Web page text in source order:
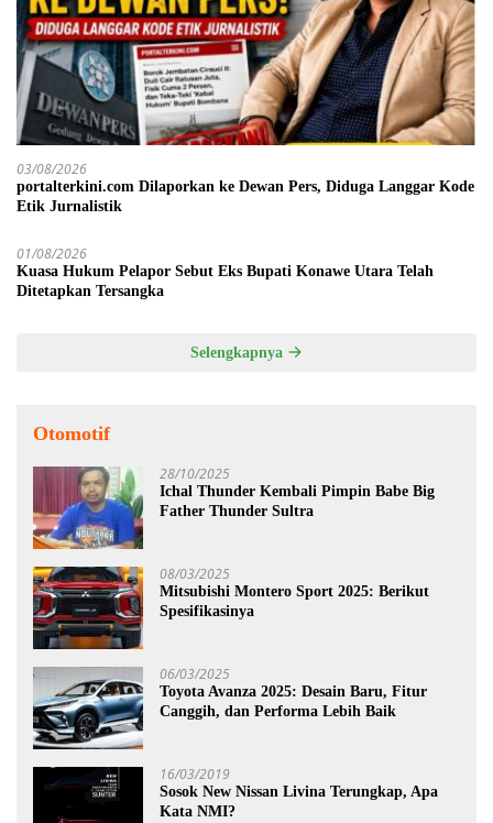
03/08/2026
portalterkini.com Dilaporkan ke Dewan Pers, Diduga Langgar Kode
Etik Jurnalistik
01/08/2026
Kuasa Hukum Pelapor Sebut Eks Bupati Konawe Utara Telah
Ditetapkan Tersangka
Selengkapnya
Otomotif
28/10/2025
Ichal Thunder Kembali Pimpin Babe Big
Father Thunder Sultra
08/03/2025
Mitsubishi Montero Sport 2025: Berikut
Spesifikasinya
06/03/2025
Toyota Avanza 2025: Desain Baru, Fitur
Canggih, dan Performa Lebih Baik
16/03/2019
Sosok New Nissan Livina Terungkap, Apa
Kata NMI?